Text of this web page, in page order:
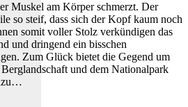
Muskel am Körper schmerzt. Der
so steif, dass sich der Kopf kaum noch
somit voller Stolz verkündigen das
und dringend ein bisschen
Zum Glück bietet die Gegend um
und dem Nationalpark